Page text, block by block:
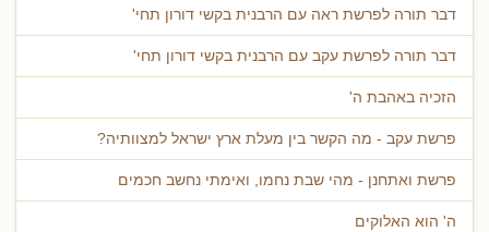
דבר תורה לפרשת ראה עם הרבנית בקשי דורון תחי'
דבר תורה לפרשת עקב עם הרבנית בקשי דורון תחי'
הזכיה באהבת ה'
פרשת עקב - מה הקשר בין מעלת ארץ ישראל למצוותיה?
פרשת ואתחנן - מהי שבת נחמו, ואימתי נחשב חכמים
ה' הוא האלוקים